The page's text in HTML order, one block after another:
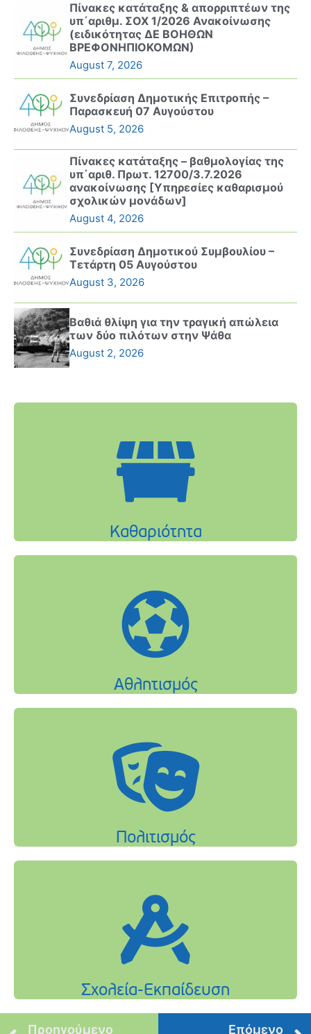
Πίνακες κατάταξης & απορριπτέων της
υπ΄αριθμ. ΣΟΧ 1/2026 Ανακοίνωσης
(ειδικότητας ΔΕ ΒΟΗΘΩΝ
ΒΡΕΦΟΝΗΠΙΟΚΟΜΩΝ)
August 7, 2026
Συνεδρίαση Δημοτικής Επιτροπής –
Παρασκευή 07 Αυγούστου
August 5, 2026
Πίνακες κατάταξης – βαθμολογίας της
υπ΄αριθ. Πρωτ. 12700/3.7.2026
ανακοίνωσης [Υπηρεσίες καθαρισμού
σχολικών μονάδων]
August 4, 2026
Συνεδρίαση Δημοτικού Συμβουλίου –
Τετάρτη 05 Αυγούστου
August 3, 2026
Βαθιά θλίψη για την τραγική απώλεια
των δύο πιλότων στην Ψάθα
August 2, 2026
Προηγούμενο Επόμενο